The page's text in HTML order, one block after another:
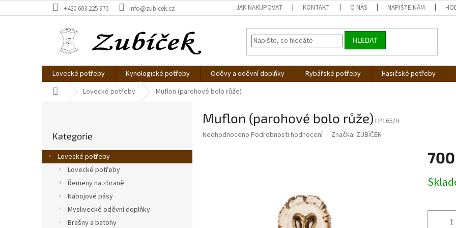
na
+420 603 225 970 info@zubicek.cz JAK NAKUPOVAT KONTAKT O NÁS NAPIŠTE NÁM
HLEDAT
Lovecké potřeby Kynologické potřeby Oděvy a oděvní doplňky Rybářské potřeby Hasičské potřeby
Domů Lovecké potřeby Muflon (parohové bolo růže)
r
a
kategorie
Kategorie
Lovecké potřeby
Lovecké potřeby
Řemeny na zbraně
Nábojové pásy
Myslivecké oděvní doplňky
Brašny a batohy
Muflon (parohové bolo růže) LP165/H
Průměrné
Neohodnoceno Podrobnosti hodnocení Značka: ZUBÍČEK
cena: